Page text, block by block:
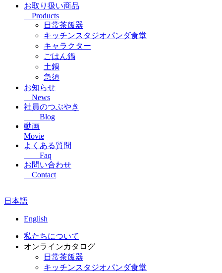
お取り扱い商品
Products
日常茶飯器
キッチンスタジオパンダ食堂
キャラクター
ごはん鍋
土鍋
急須
お知らせ
News
社員のつぶやき
Blog
動画
Movie
よくある質問
Faq
お問い合わせ
Contact
日本語
English
私たちについて
オンラインカタログ
日常茶飯器
キッチンスタジオパンダ食堂